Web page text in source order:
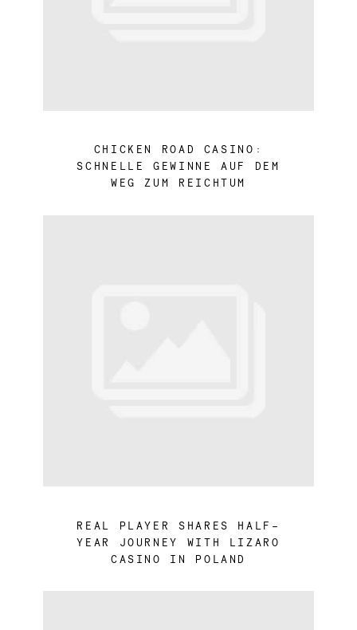
CHICKEN ROAD CASINO:
SCHNELLE GEWINNE AUF DEM
WEG ZUM REICHTUM
REAL PLAYER SHARES HALF-
YEAR JOURNEY WITH LIZARO
CASINO IN POLAND